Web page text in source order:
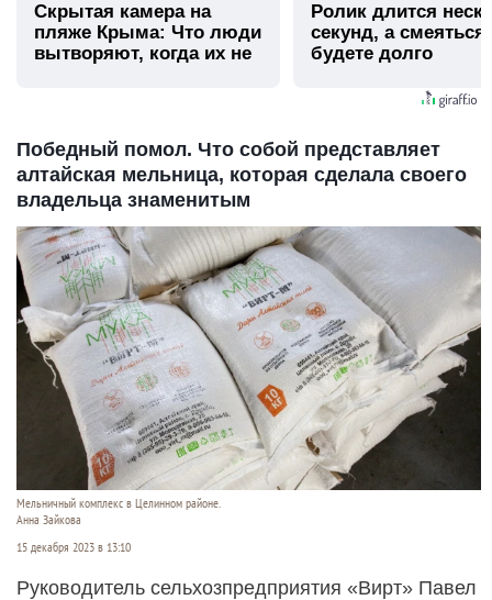
Скрытая камера на
пляже Крыма: Что люди
вытворяют, когда их не
Ролик длится
секунд, а
будете долго
Победный помол. Что собой представляет
алтайская мельница, которая сделала своего
владельца знаменитым
Мельничный комплекс в Целинном районе.
Анна Зайкова
15 декабря 2023 в 13:10
Руководитель сельхозпредприятия «Вирт» Павел